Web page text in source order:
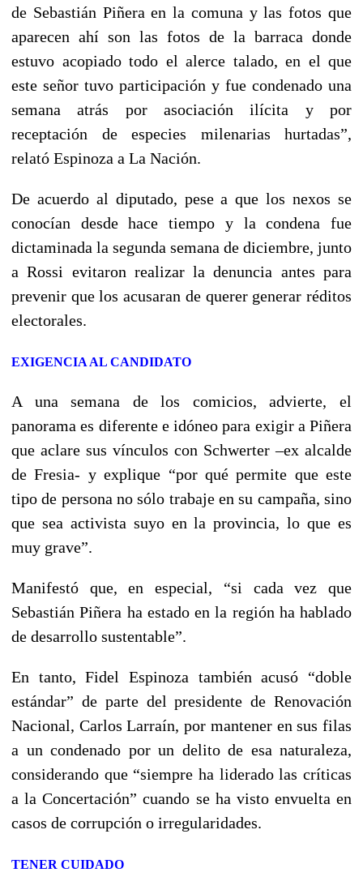
de Sebastián Piñera en la comuna y las fotos que
aparecen ahí son las fotos de la barraca donde
estuvo acopiado todo el alerce talado, en el que
este señor tuvo participación y fue condenado una
semana atrás por asociación ilícita y por
receptación de especies milenarias hurtadas”,
relató Espinoza a La Nación.
De acuerdo al diputado, pese a que los nexos se
conocían desde hace tiempo y la condena fue
dictaminada la segunda semana de diciembre, junto
a Rossi evitaron realizar la denuncia antes para
prevenir que los acusaran de querer generar réditos
electorales.
EXIGENCIA AL CANDIDATO
A una semana de los comicios, advierte, el
panorama es diferente e idóneo para exigir a Piñera
que aclare sus vínculos con Schwerter –ex alcalde
de Fresia- y explique “por qué permite que este
tipo de persona no sólo trabaje en su campaña, sino
que sea activista suyo en la provincia, lo que es
muy grave”.
Manifestó que, en especial, “si cada vez que
Sebastián Piñera ha estado en la región ha hablado
de desarrollo sustentable”.
En tanto, Fidel Espinoza también acusó “doble
estándar” de parte del presidente de Renovación
Nacional, Carlos Larraín, por mantener en sus filas
a un condenado por un delito de esa naturaleza,
considerando que “siempre ha liderado las críticas
a la Concertación” cuando se ha visto envuelta en
casos de corrupción o irregularidades.
TENER CUIDADO